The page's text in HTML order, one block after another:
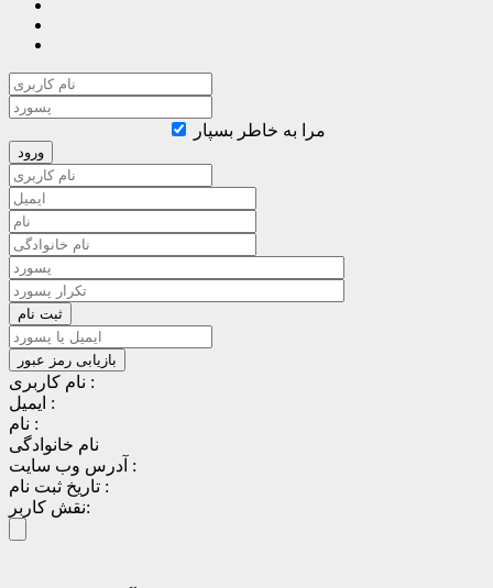
مرا به خاطر بسپار
نام کاربری :
ایمیل :
نام :
نام خانوادگی
آدرس وب سایت :
تاریخ ثبت نام :
نقش کاربر: